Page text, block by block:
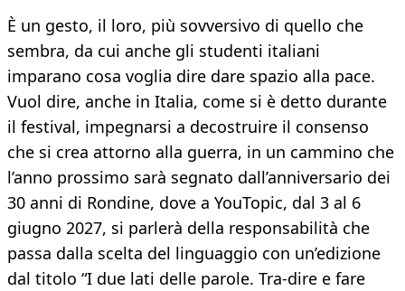
È un gesto, il loro, più sovversivo di quello che
sembra, da cui anche gli studenti italiani
imparano cosa voglia dire dare spazio alla pace.
Vuol dire, anche in Italia, come si è detto durante
il festival, impegnarsi a decostruire il consenso
che si crea attorno alla guerra, in un cammino che
l’anno prossimo sarà segnato dall’anniversario dei
30 anni di Rondine, dove a YouTopic, dal 3 al 6
giugno 2027, si parlerà della responsabilità che
passa dalla scelta del linguaggio con un’edizione
dal titolo “I due lati delle parole. Tra-dire e fare